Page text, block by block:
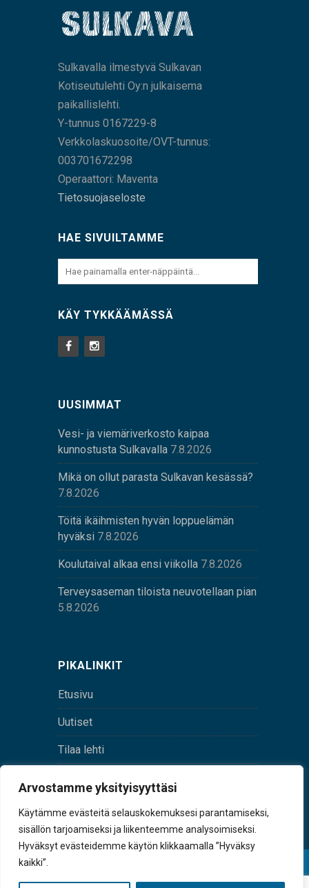
Arvostamme yksityisyyttäsi
Käytämme evästeitä selauskokemuksesi parantamiseksi,
sisällön tarjoamiseksi ja liikenteemme analysoimiseksi.
Hyväksyt evästeidemme käytön klikkaamalla ”Hyväksy
kaikki”.
Sulkavalla ilmestyvä Sulkavan
Kotiseutulehti Oy:n julkaisema
paikallislehti.
Y-tunnus 0167229-8
Verkkolaskuosoite/OVT-tunnus:
003701672298
Operaattori: Maventa
Tietosuojaseloste
HAE SIVUILTAMME
KÄY TYKKÄÄMÄSSÄ
UUSIMMAT
Vesi- ja viemäriverkosto kaipaa
kunnostusta Sulkavalla 7.8.2026
Mikä on ollut parasta Sulkavan kesässä?
7.8.2026
Töitä ikäihmisten hyvän loppuelämän
hyväksi 7.8.2026
Koulutaival alkaa ensi viikolla 7.8.2026
Terveysaseman tiloista neuvotellaan pian
5.8.2026
PIKALINKIT
Etusivu
Uutiset
Tilaa lehti
tunnus 0167229-8